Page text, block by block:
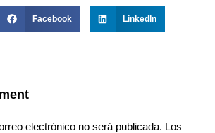
Facebook LinkedIn
electrónico no será publicada. Los